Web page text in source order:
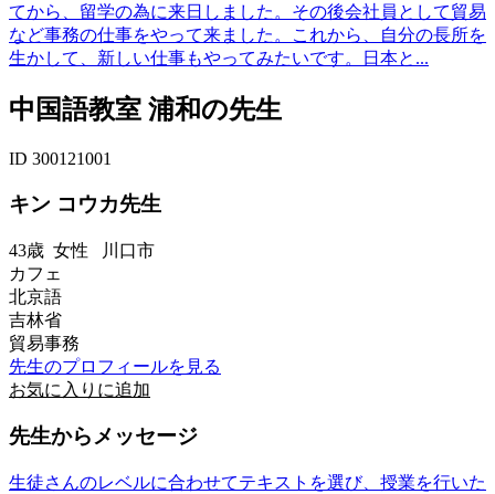
てから、留学の為に来日しました。その後会社員として貿易
など事務の仕事をやって来ました。これから、自分の長所を
生かして、新しい仕事もやってみたいです。日本と...
中国語教室 浦和の先生
ID 300121001
キン コウカ先生
43歳 女性 川口市
カフェ
北京語
吉林省
貿易事務
先生のプロフィールを見る
お気に入りに追加
先生からメッセージ
生徒さんのレベルに合わせてテキストを選び、授業を行いた